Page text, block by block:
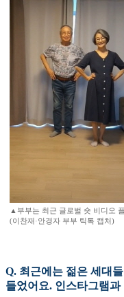
▲부부는 최근 글로벌 숏 비디오
(이찬재·안경자 부부 틱톡 캡처)
Q. 최근에는 젊은 세대
들었어요. 인스타그램